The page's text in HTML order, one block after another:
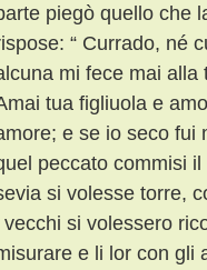
piegò quello che
“ Currado, né
mi fece mai
tua figliuola e
e se io seco fui
peccato commisi
si volesse torre,
vecchi si volessero
e li lor con gli